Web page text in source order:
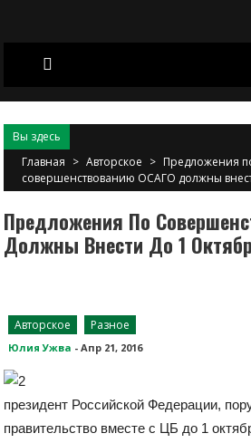
content
Вы здесь
Главная > Авторское > Предложения
совершенствованию ОСАГО должны
Предложения По
Должны Внести До 1
Авторское Разное
Юлия Ужва -Апр 21, 2016
президент Российской Федерации,
правительство вместе с ЦБ до 1